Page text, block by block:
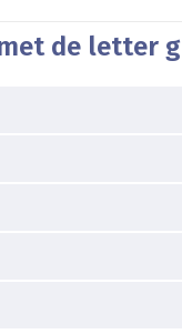
de letter g